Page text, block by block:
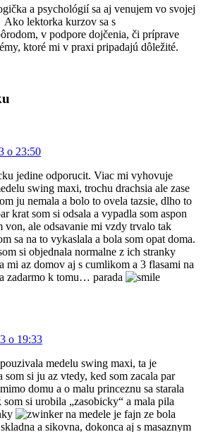
a psychológií sa aj venujem vo svojej
Ako lektorka kurzov sa s
v podpore dojčenia, či príprave
ktoré mi v praxi pripadajú dôležité.
o 23:50
jedine odporucit. Viac mi vyhovuje
swing maxi, trochu drachsia ale zase
ju nemala a bolo to ovela tazsie, dlho to
krat som si odsala a vypadla som aspon
von, ale odsavanie mi vzdy trvalo tak
sa na to vykaslala a bola som opat doma.
si objednala normalne z ich stranky
mi az domov aj s cumlikom a 3 flasami na
zadarmo k tomu… parada
o 19:33
medelu swing maxi, ta je
si ju az vtedy, ked som zacala par
domu a o malu princeznu sa starala
si urobila „zasobicky“ a mala pila
na medele je fajn ze bola
a sikovna, dokonca aj s masaznym